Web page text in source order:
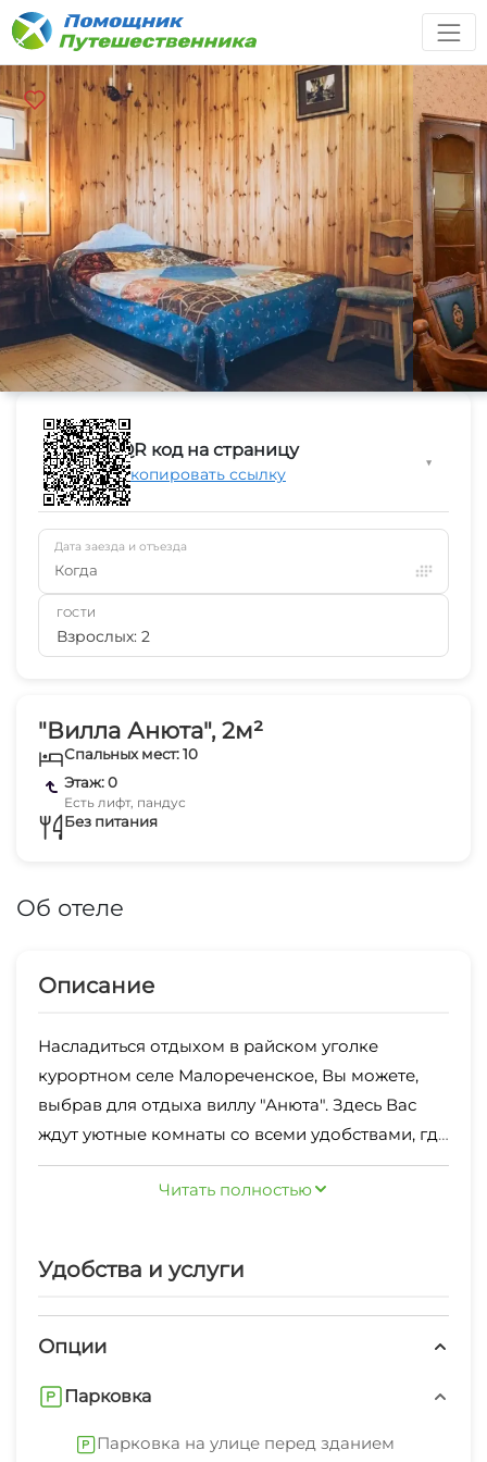
"Вилла Анюта", 2м²
Спальных мест: 10
Этаж: 0
Есть лифт, пандус
Без питания
Об отеле
Описание
Насладиться отдыхом в райском уголке
курортном селе Малореченское, Вы можете,
выбрав для отдыха виллу "Анюта". Здесь Вас
ждут уютные комнаты со всеми удобствами, где
Вы сможете отдохнуть в домашней обстановке.
Тишина и покой, царящие в отеле, помогут Вам
виллы предлагается воспользоваться
расположенной на ухоженной территории.
трансфер. Всего в 300 метрах от виллы "Анюта"
несколько минут ходьбы – и Вы окажетесь на
Читать полностью
Удобства и услуги
Опции
Парковка
Парковка на улице перед зданием
QR код на страницу
Скопировать ссылку
▼
Дата заезда и отъезда
Когда
ГОСТИ
Взрослых: 2